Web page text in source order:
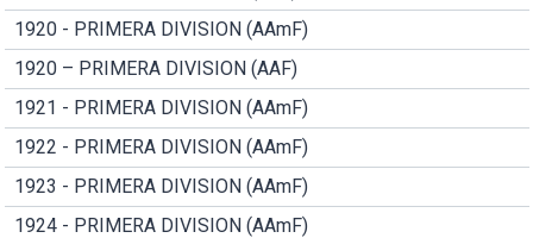
1920 - PRIMERA DIVISION (AAmF)
1920 – PRIMERA DIVISION (AAF)
1921 - PRIMERA DIVISION (AAmF)
1922 - PRIMERA DIVISION (AAmF)
1923 - PRIMERA DIVISION (AAmF)
1924 - PRIMERA DIVISION (AAmF)